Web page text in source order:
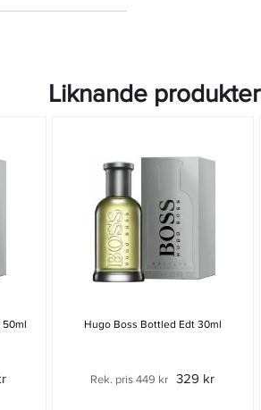
Liknande produkter
50ml Hugo Boss Bottled Edt 30ml
Rek. pris 449 kr 329 kr